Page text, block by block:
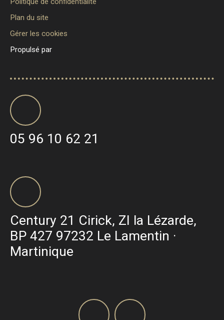
Plan du site
Gérer les cookies
Propulsé par
05 96 10 62 21
Century 21 Cirick, ZI la Lézarde,
BP 427 97232 Le Lamentin ·
Martinique